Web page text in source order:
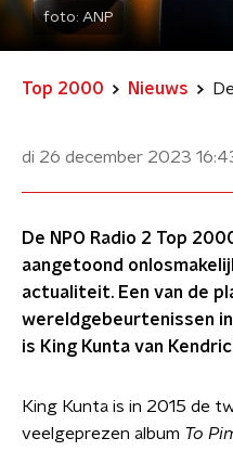
foto: ANP
Top 2000 Nieuws
di 26 december 2023
De NPO Radio 2 Top
aangetoond
actualiteit. Een van de
wereldgebeurtenissen
is King Kunta van
King Kunta is in 2015 de
veelgeprezen album To